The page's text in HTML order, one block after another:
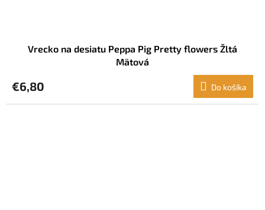
Vrecko na desiatu Peppa Pig Pretty flowers Žltá
Mätová
€6,80 Do košíka